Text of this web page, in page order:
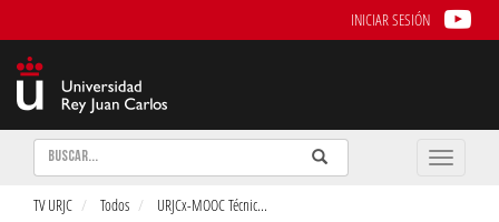
INICIAR SESIÓN
Buscar Enviar
Buscar
Toggle
TV URJC Todos URJCx-MOOC Técnic...